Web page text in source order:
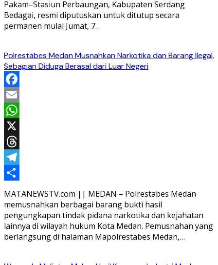
Pakam–Stasiun Perbaungan, Kabupaten Serdang
Bedagai, resmi diputuskan untuk ditutup secara
permanen mulai Jumat, 7…
Polrestabes Medan Musnahkan Narkotika dan Barang Ilegal,
Sebagian Diduga Berasal dari Luar Negeri
Facebook
Email
WhatsApp
X
Threads
Telegram
Share
MATANEWSTV.com || MEDAN – Polrestabes Medan
memusnahkan berbagai barang bukti hasil
pengungkapan tindak pidana narkotika dan kejahatan
lainnya di wilayah hukum Kota Medan. Pemusnahan yang
berlangsung di halaman Mapolrestabes Medan,…